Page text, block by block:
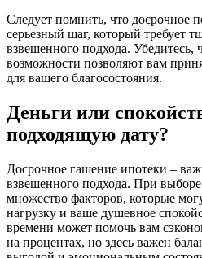
Следует помнить, что досрочное
серьезный шаг, который требует
взвешенного подхода.
возможности позволяют вам
для вашего благосостояния.
Деньги или
подходящую дату?
Досрочное гашение ипотеки –
взвешенного подхода. При
множество факторов, которые
нагрузку и ваше душевное
времени может помочь вам
на процентах, но здесь важен